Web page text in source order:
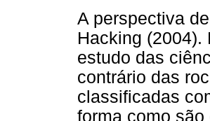
A perspectiva
Hacking
estudo das
contrário das
classificadas
forma como